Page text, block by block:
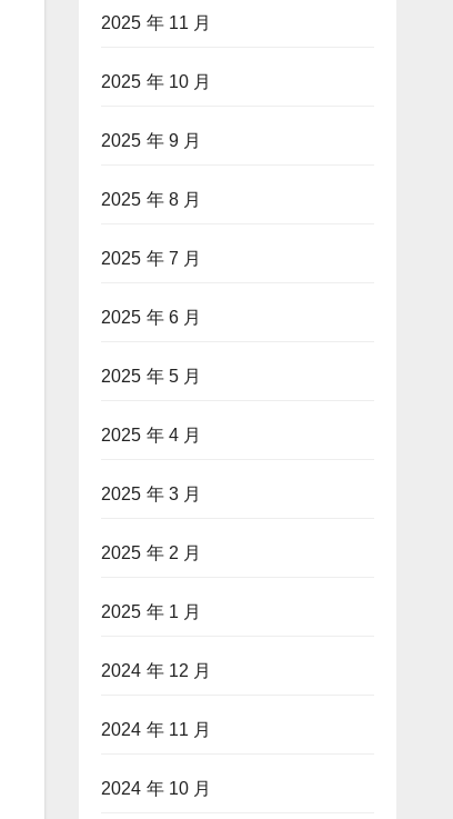
2025 年 11 月
2025 年 10 月
2025 年 9 月
2025 年 8 月
2025 年 7 月
2025 年 6 月
2025 年 5 月
2025 年 4 月
2025 年 3 月
2025 年 2 月
2025 年 1 月
2024 年 12 月
2024 年 11 月
2024 年 10 月